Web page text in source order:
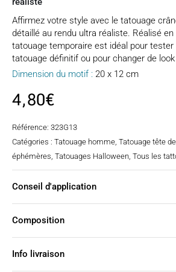
Affirmez votre style avec le tatouage
détaillé au rendu ultra réaliste. Réalisé
tatouage temporaire est idéal pour tester
tatouage définitif ou pour changer de
Dimension du motif : 20 x 12 cm
4,80€
Référence: 323G13
Catégories : Tatouage homme Tatouage tête
éphémères Tatouages Halloween Tous les
Conseil d'application
Composition
Info livraison